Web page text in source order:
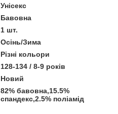
Унісекс
Бавовна
1 шт.
Осінь/Зима
Різні кольори
128-134 / 8-9 років
Новий
82% бавовна,15.5%
спандекс,2.5% поліамід